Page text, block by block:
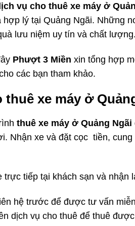
vụ cho thuê xe máy ở
hợp lý tại Quảng Ngãi. Những
lưu niệm uy tín và chất lượng.
Phượt 3 Miền xin tổng hợp
các bạn tham khảo.
thuê xe máy ở
thuê xe máy ở Quảng Ngãi
Nhận xe và đặt cọc tiền,
trực tiếp tại khách sạn và nhận
hệ trước để được tư vấn
dịch vụ cho thuê để thuê